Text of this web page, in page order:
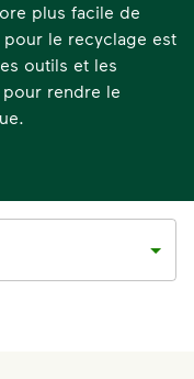
plus facile de
pour le recyclage est
outils et les
rendre le